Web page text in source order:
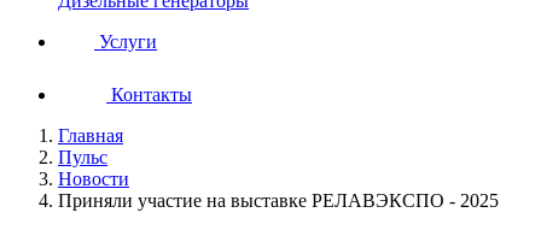
Услуги
Контакты
Главная
Пульс
Новости
Приняли участие на выставке РЕЛАВЭКСПО - 2025